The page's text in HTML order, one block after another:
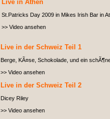
Live in Athen
St.Patricks Day 2009 in Mikes Irish Bar in
>> Video ansehen
Live in der Schweiz Teil 1
Berge, KÃ¤se, Schokolade, und ein
>> Video ansehen
Live in der Schweiz Teil 2
Dicey Riley
>> Video ansehen